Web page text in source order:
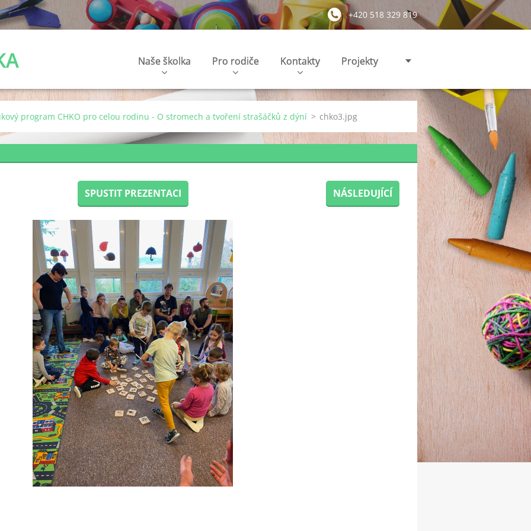
+420 518 329 819
Naše školka Pro rodiče Kontakty Projekty
program CHKO pro celou rodinu - O stromech a tvoření strašáčků z dýní > chko3.jpg
SPUSTIT PREZENTACI NÁSLEDUJÍCÍ